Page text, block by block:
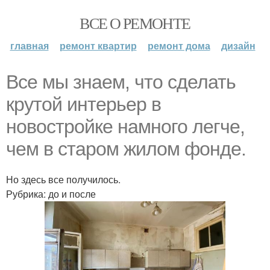
ВСЕ О РЕМОНТЕ
главная ремонт квартир ремонт дома дизайн
Все мы знаем, что сделать
крутой интерьер в
новостройке намного легче,
чем в старом жилом фонде.
Но здесь все получилось.
Рубрика: до и после